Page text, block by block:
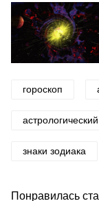
гороскоп
знаки зодиака
Понравилась